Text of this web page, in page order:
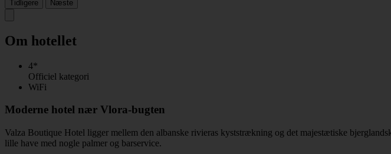
Tidligere Næste
Om hotellet
4*
Officiel kategori
WiFi
Moderne hotel nær Vlora-bugten
Valza Boutique Hotel ligger mellem den albanske rivieras kyststrækning og det majestætiske
lille have med nogle palmer og barservice.